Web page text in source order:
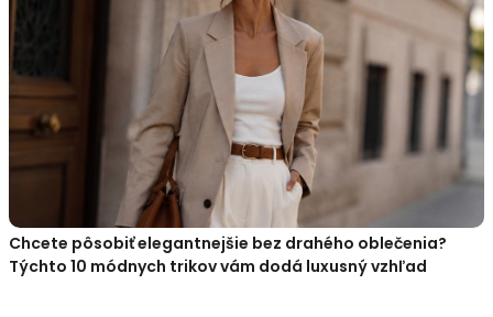
Chcete pôsobiť elegantnejšie bez drahého oblečenia?
Týchto 10 módnych trikov vám dodá luxusný vzhľad